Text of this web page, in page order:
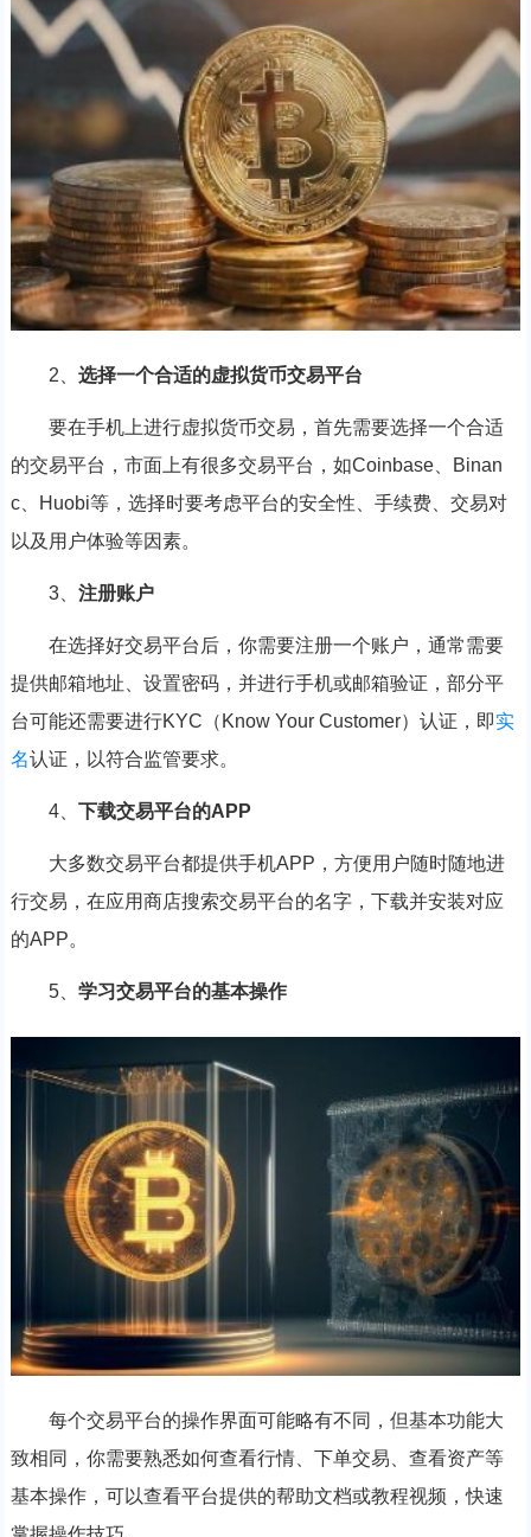
2、 选择一个合适的虚拟货币交易平台
要在手机上进行虚拟货币交易，首先需要选择一个合适
的交易平台，市面上有很多交易平台，如Coinbase、Binan
c、Huobi等，选择时要考虑平台的安全性、手续费、交易对
以及用户体验等因素。
3、 注册账户
在选择好交易平台后，你需要注册一个账户，通常需要
提供邮箱地址、设置密码，并进行手机或邮箱验证，部分平
台可能还需要进行KYC（Know Your Customer）认证，即实
名认证，以符合监管要求。
4、 下载交易平台的APP
大多数交易平台都提供手机APP，方便用户随时随地进
行交易，在应用商店搜索交易平台的名字，下载并安装对应
的APP。
5、 学习交易平台的基本操作
每个交易平台的操作界面可能略有不同，但基本功能大
致相同，你需要熟悉如何查看行情、下单交易、查看资产等
基本操作，可以查看平台提供的帮助文档或教程视频，快速